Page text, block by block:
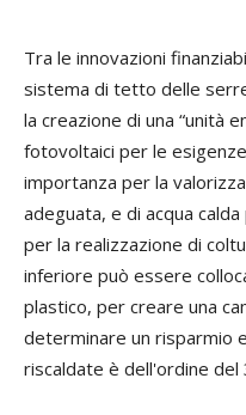
Tra le innovazioni
sistema di tetto delle
la creazione di una “unità
fotovoltaici per le
importanza per la
adeguata, e di acqua
per la realizzazione di
inferiore può essere
plastico, per creare una
determinare un risparmio
riscaldate è dell'ordine del